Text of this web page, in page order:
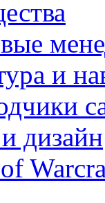
и
дизайн